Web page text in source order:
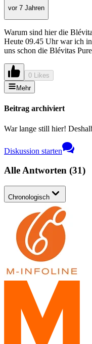
vor 7 Jahren
Warum sind hier die
Heute 09.45 Uhr war ich
uns schon die Blévitas
0 Likes
Mehr
Beitrag archiviert
War lange still hier!
Diskussion starten
Alle Antworten (31)
Chronologisch